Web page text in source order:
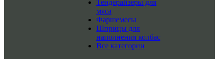
Тендерайзеры для
мяса
Фаршемесы
Шприцы для
наполнения колбас
Все категории